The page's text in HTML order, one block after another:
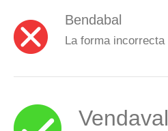
Bendabal
La forma incorrecta
Vendaval